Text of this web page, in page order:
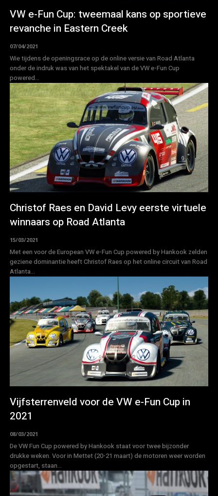
VW e-Fun Cup: tweemaal kans op sportieve
revanche in Eastern Creek
07/04/2021
Wie tijdens de openingsrace op de online versie van Road Atlanta
onder de indruk was van het spektakel van de VW e-Fun Cup
powered...
Christof Raes en David Levy eerste virtuele
winnaars op Road Atlanta
15/03/2021
Met een voor de European VW e-Fun Cup powered by Hankook zelden
geziene dominantie heeft Christof Raes op het online circuit van Road
Atlanta...
Vijfsterrenveld voor de VW e-Fun Cup in
2021
08/03/2021
De VW Fun Cup powered by Hankook staat voor twee bijzonder
drukke weken. Voor in Mettet (20-21 maart) de motoren weer worden
opgestart, staan...